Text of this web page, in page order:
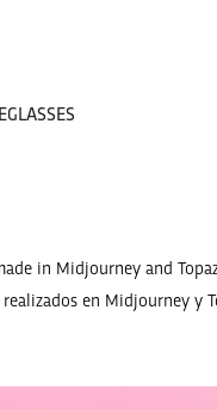
in Midjourney and
en Midjourney y